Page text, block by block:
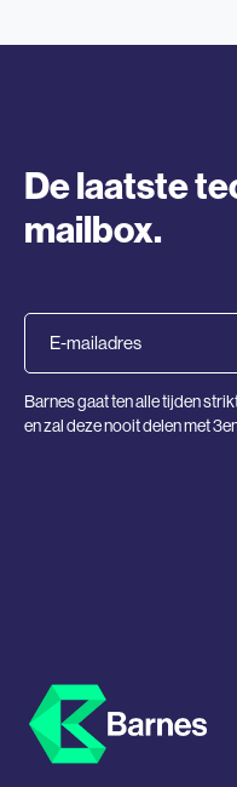
De laatste
mailbox.
Barnes gaat ten alle tijden
en zal deze nooit delen met